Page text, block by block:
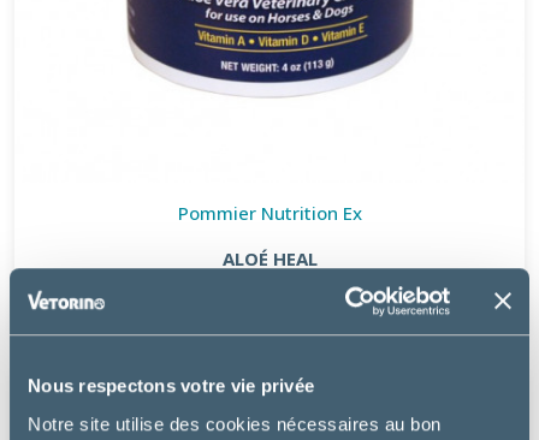
Nous respectons votre vie privée
Notre site utilise des cookies nécessaires au bon
Pommier Nutrition Ex
ALOÉ HEAL